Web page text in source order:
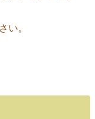
い。